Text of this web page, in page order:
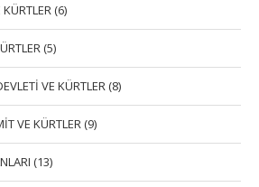
(6)
(5)
VE KÜRTLER (8)
VE KÜRTLER (9)
(13)